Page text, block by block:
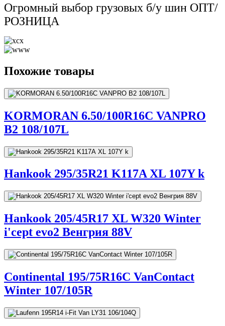
Огромный выбор грузовых б/у шин ОПТ/
РОЗНИЦА
Похожие товары
KORMORAN 6.50/100R16C VANPRO
B2 108/107L
Hankook 295/35R21 K117A XL 107Y k
Hankook 205/45R17 XL W320 Winter
i'cept evo2 Венгрия 88V
Continental 195/75R16C VanContact
Winter 107/105R